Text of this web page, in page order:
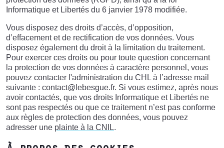
Informatique et Libertés du 6 janvier 1978 modifiée.
Vous disposez des droits d’accès, d’opposition,
d’effacement et de rectification de vos données. Vous
disposez également du droit à la limitation du traitement.
Pour exercer ces droits ou pour toute question concernant
la protection de vos données à caractère personnel, vous
pouvez contacter l'administration du CHL à l’adresse mail
suivante : contact@lebesgue.fr. Si vous estimez, après nous
avoir contactés, que vos droits Informatique et Libertés ne
sont pas respectés ou que ce traitement n’est pas conforme
aux règles de protection des données, vous pouvez
adresser une plainte à la CNIL.